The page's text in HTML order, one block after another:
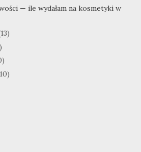
— ile wydałam na kosmetyki w